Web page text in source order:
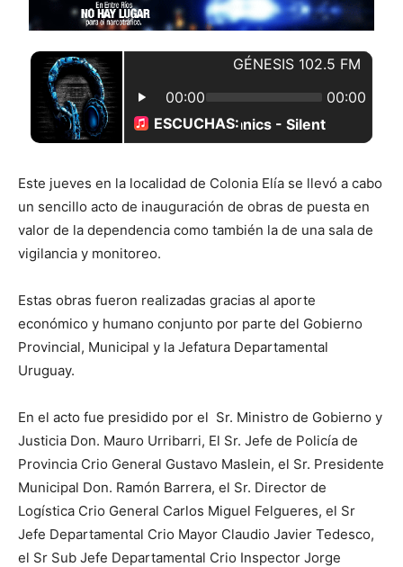
Este jueves en la localidad de Colonia Elía se llevó a cabo
un sencillo acto de inauguración de obras de puesta en
valor de la dependencia como también la de una sala de
vigilancia y monitoreo.
Estas obras fueron realizadas gracias al aporte
económico y humano conjunto por parte del Gobierno
Provincial, Municipal y la Jefatura Departamental
Uruguay.
En el acto fue presidido por el Sr. Ministro de Gobierno y
Justicia Don. Mauro Urribarri, El Sr. Jefe de Policía de
Provincia Crio General Gustavo Maslein, el Sr. Presidente
Municipal Don. Ramón Barrera, el Sr. Director de
Logística Crio General Carlos Miguel Felgueres, el Sr
Jefe Departamental Crio Mayor Claudio Javier Tedesco,
el Sr Sub Jefe Departamental Crio Inspector Jorge